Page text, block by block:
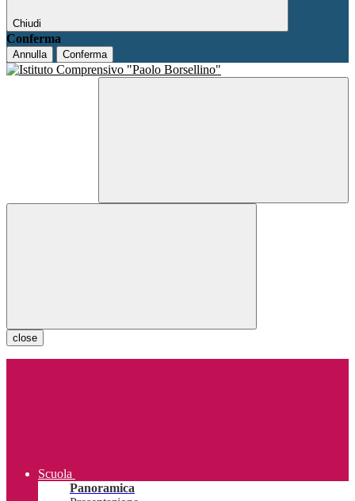
Chiudi
Conferma
Annulla Conferma
close
Scuola
Panoramica